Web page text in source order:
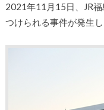
2021年11月15日、JR
つけられる事件が発生